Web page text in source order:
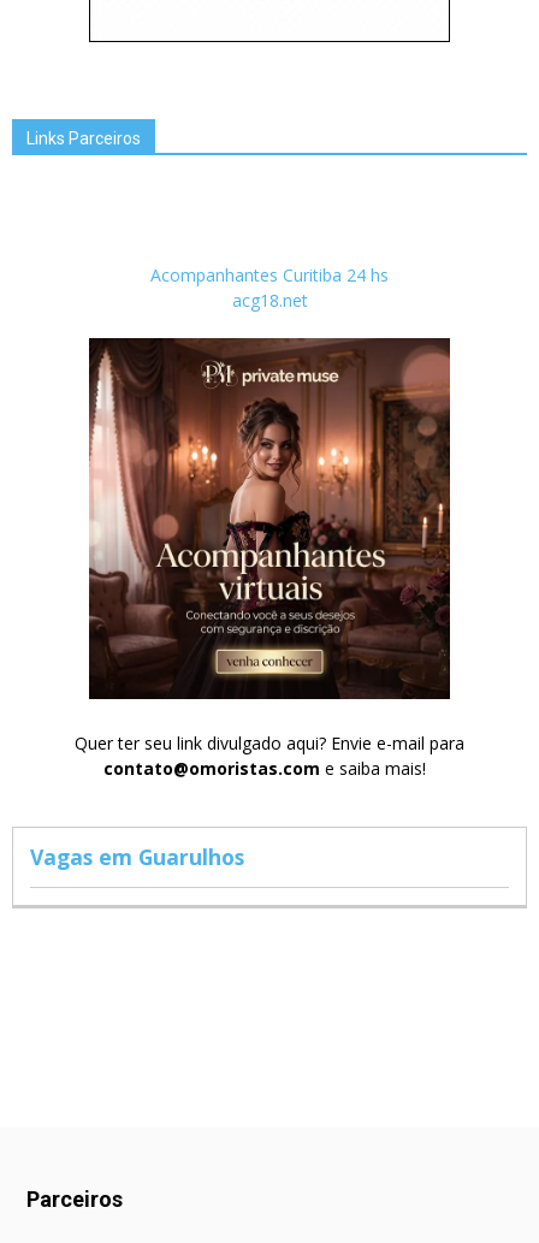
Links Parceiros
Acompanhantes Curitiba 24 hs
acg18.net
Quer ter seu link divulgado aqui? Envie e-mail para
contato@omoristas.com e saiba mais!
Vagas em Guarulhos
Parceiros